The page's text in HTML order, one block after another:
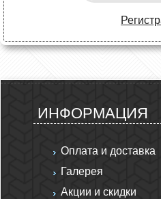
ИНФОРМАЦИЯ
Оплата и доставка
Галерея
Акции и скидки